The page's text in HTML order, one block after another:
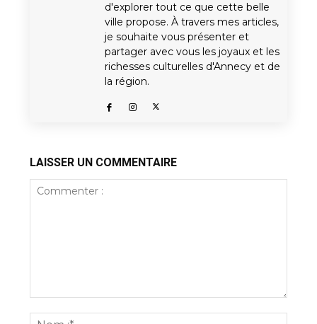
d'explorer tout ce que cette belle
ville propose. À travers mes articles,
je souhaite vous présenter et
partager avec vous les joyaux et les
richesses culturelles d'Annecy et de
la région.
LAISSER UN COMMENTAIRE